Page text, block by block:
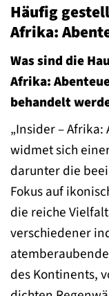
Häufig
Afrika:
Was sind die
Afrika:
behandelt
„Insider – Afrika:
widmet sich
darunter die
Fokus auf
die reiche
verschiedener
des Kontinents,